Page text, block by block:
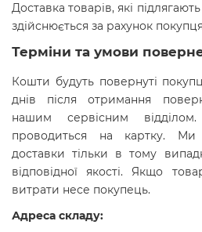
Доставка товарів, які
здійснюється за рахунок
Терміни та умови
Кошти будуть повернуті
днів після отримання
нашим сервісним відділом.
проводиться на картку. Ми
доставки тільки в тому
відповідної якості. Якщо
витрати несе покупець.
Адреса складу: